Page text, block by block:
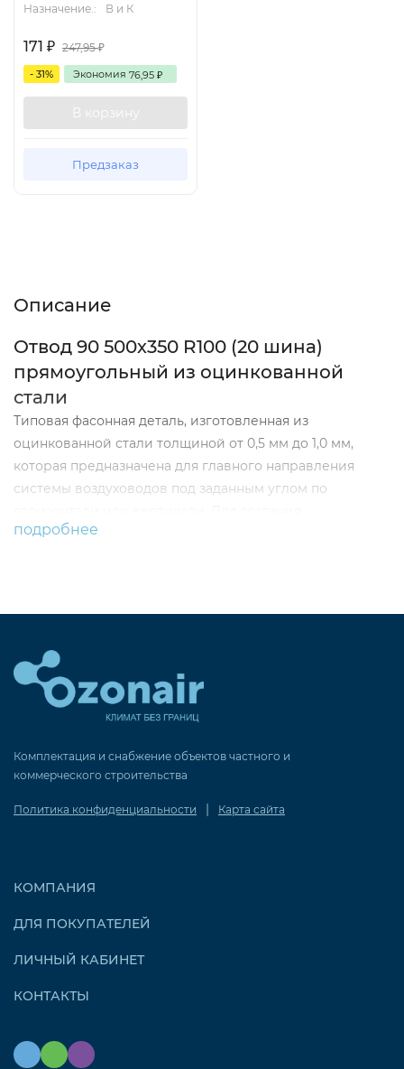
Назначение.:
В и К
171 ₽ 247,95₽
- 31% Экономия 76,95 ₽
В корзину
Предзаказ
Описание
Отвод 90 500х350 R100 (20 шина)
прямоугольный из оцинкованной
стали
Типовая фасонная деталь, изготовленная из
оцинкованной стали толщиной от 0,5 мм до 1,0 мм,
которая предназначена для главного направления
системы воздуховодов под заданным углом по
прямоугольных отводов используются фланцы из
Код заказа:
подробнее
Комплектация и снабжение объектов частного и
коммерческого строительства
Политика конфиденциальности Карта сайта
КОМПАНИЯ
ДЛЯ ПОКУПАТЕЛЕЙ
ЛИЧНЫЙ КАБИНЕТ
КОНТАКТЫ